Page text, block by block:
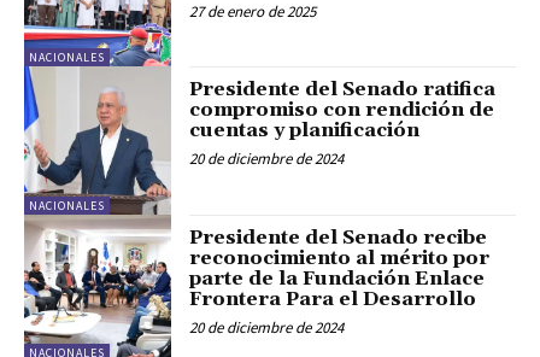
NACIONALES
27 de enero de 2025
NACIONALES
Presidente del Senado ratifica
compromiso con rendición de
cuentas y planificación
20 de diciembre de 2024
NACIONALES
Presidente del Senado recibe
reconocimiento al mérito por
parte de la Fundación Enlace
Frontera Para el Desarrollo
20 de diciembre de 2024